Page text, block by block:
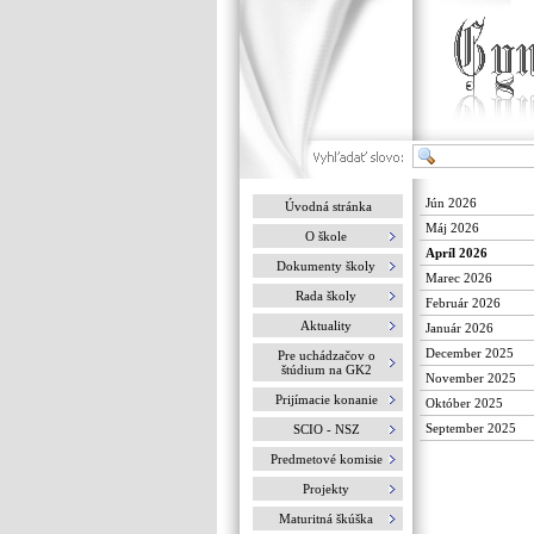
Úvodná stránka
O škole
Dokumenty školy
Rada školy
Aktuality
Pre uchádzačov o
štúdium na GK2
Prijímacie konanie
SCIO - NSZ
Predmetové komisie
Projekty
Maturitná škúška
Jún 2026
Máj 2026
Apríl 2026
Marec 2026
Február 2026
Január 2026
December 2025
November 2025
Október 2025
September 2025